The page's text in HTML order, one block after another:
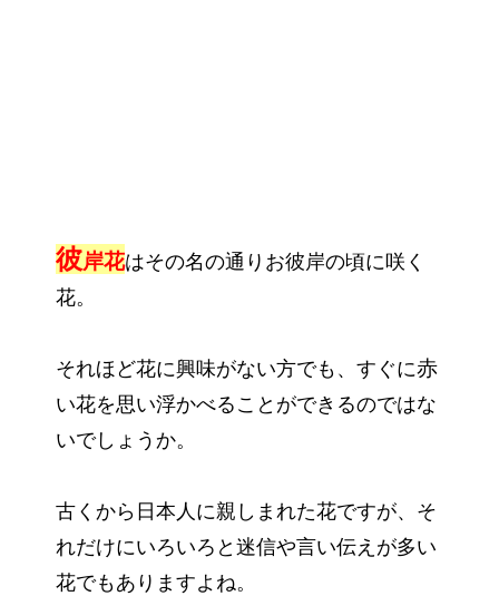
彼岸花はその名の通りお彼岸の頃に咲く
花。
それほど花に興味がない方でも、すぐに赤
い花を思い浮かべることができるのではな
いでしょうか。
古くから日本人に親しまれた花ですが、そ
れだけにいろいろと迷信や言い伝えが多い
花でもありますよね。